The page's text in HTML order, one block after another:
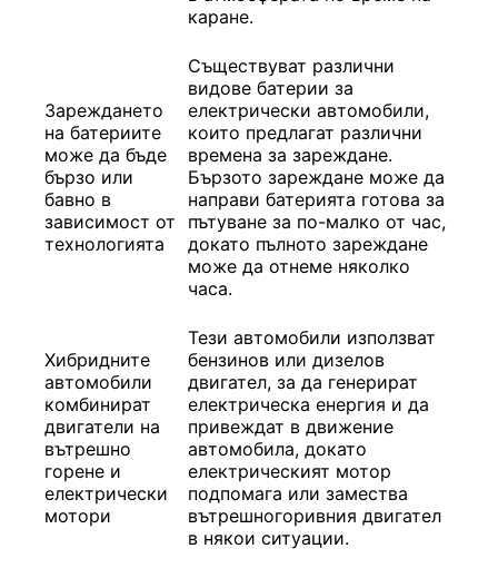
каране.
Зареждането
на батериите
може да бъде
бързо или
бавно в
зависимост от
технологията
Съществуват различни
видове батерии за
електрически автомобили,
които предлагат различни
времена за зареждане.
Бързото зареждане може да
направи батерията готова за
пътуване за по-малко от час,
докато пълното зареждане
може да отнеме няколко
часа.
Хибридните
автомобили
комбинират
двигатели на
вътрешно
горене и
електрически
мотори
Тези автомобили използват
бензинов или дизелов
двигател, за да генерират
електрическа енергия и да
привеждат в движение
автомобила, докато
електрическият мотор
подпомага или замества
вътрешногоривния двигател
в някои ситуации.